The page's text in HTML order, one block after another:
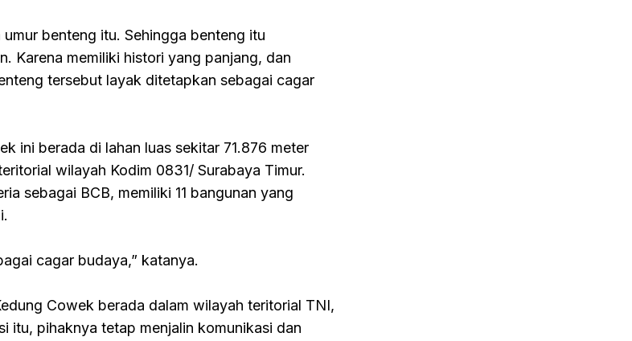
benteng itu. Sehingga benteng itu
Karena memiliki histori yang panjang, dan
tersebut layak ditetapkan sebagai cagar
ini berada di lahan luas sekitar 71.876 meter
wilayah Kodim 0831/ Surabaya Timur.
sebagai BCB, memiliki 11 bangunan yang
cagar budaya,” katanya.
Cowek berada dalam wilayah teritorial TNI,
itu, pihaknya tetap menjalin komunikasi dan